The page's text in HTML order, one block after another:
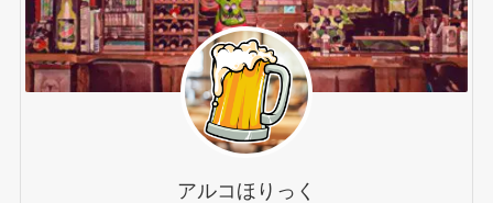
アルコほりっく